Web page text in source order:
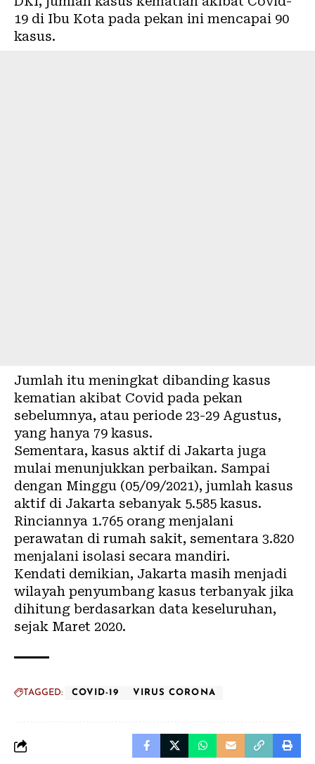
19 di Ibu Kota pada pekan ini mencapai 90
kasus.
Jumlah itu meningkat dibanding kasus
kematian akibat Covid pada pekan
sebelumnya, atau periode 23-29 Agustus,
yang hanya 79 kasus.
Sementara, kasus aktif di Jakarta juga
mulai menunjukkan perbaikan. Sampai
dengan Minggu (05/09/2021), jumlah kasus
aktif di Jakarta sebanyak 5.585 kasus.
Rinciannya 1.765 orang menjalani
perawatan di rumah sakit, sementara 3.820
menjalani isolasi secara mandiri.
Kendati demikian, Jakarta masih menjadi
wilayah penyumbang kasus terbanyak jika
dihitung berdasarkan data keseluruhan,
sejak Maret 2020.
TAGGED: COVID-19 VIRUS CORONA